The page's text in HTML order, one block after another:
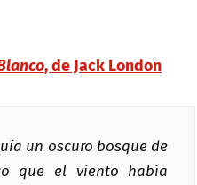
, de Jack London
un oscuro bosque de
que el viento había